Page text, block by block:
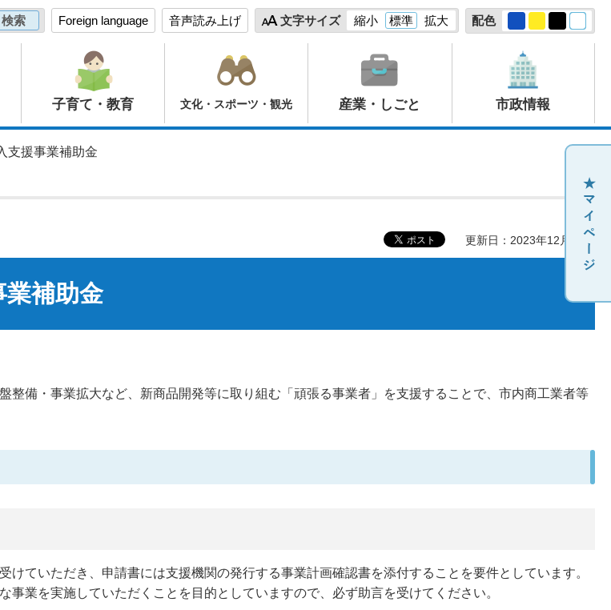
Foreign language 音声読み上げ 文字サイズ 縮小 標準 拡大 配色
子育て・教育 文化・スポーツ・観光 産業・しごと 市政情報
支援事業補助金
更新日：2023年12月27日
業補助金
備・事業拡大など、新商品開発等に取り組む「頑張る事業者」を支援することで、市内商工業者等
ていただき、申請書には支援機関の発行する事業計画確認書を添付することを要件としています。
業を実施していただくことを目的としていますので、必ず助言を受けてください。